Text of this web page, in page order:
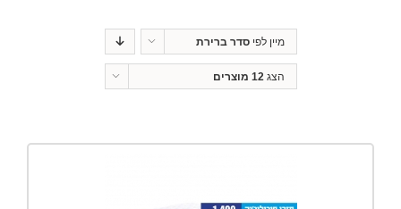
מיין לפיסדר ברירת
מחדל
הצג12 מוצרים